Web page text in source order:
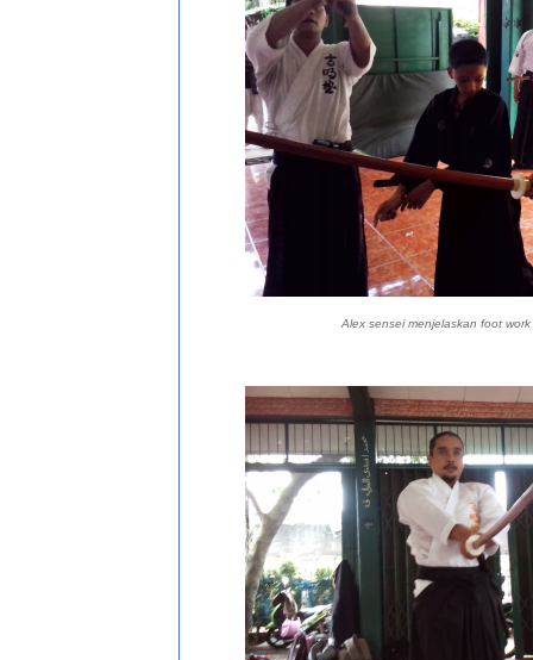
Alex sensei menjelaskan foot